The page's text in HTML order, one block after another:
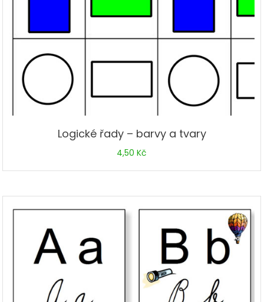
Logické řady – barvy a tvary
4,50Kč